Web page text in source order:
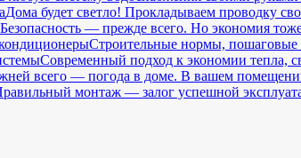
Дома будет светло! Прокладываем проводку
Безопасность — прежде всего. Но экономия
Строительные нормы, пошаговые
Современный подход к экономии тепла,
всего — погода в доме. В вашем
монтаж — залог успешной